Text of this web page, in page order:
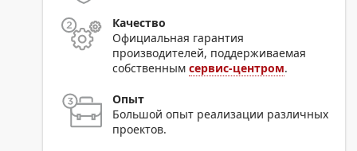
Качество
Официальная гарантия
производителей, поддерживаемая
собственнымсервис-центром.
Опыт
Большой опыт реализации различных
проектов.